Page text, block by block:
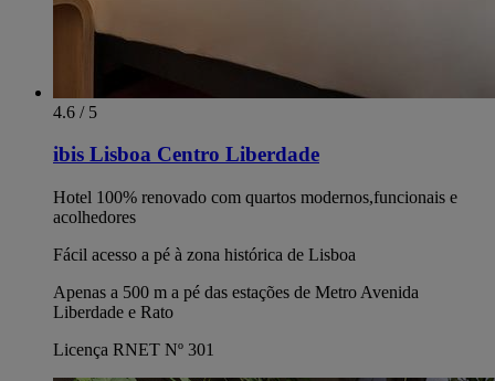
4.6 / 5
ibis Lisboa Centro Liberdade
Hotel 100% renovado com quartos modernos,funcionais e
acolhedores
Fácil acesso a pé à zona histórica de Lisboa
Apenas a 500 m a pé das estações de Metro Avenida
Liberdade e Rato
Licença RNET Nº 301